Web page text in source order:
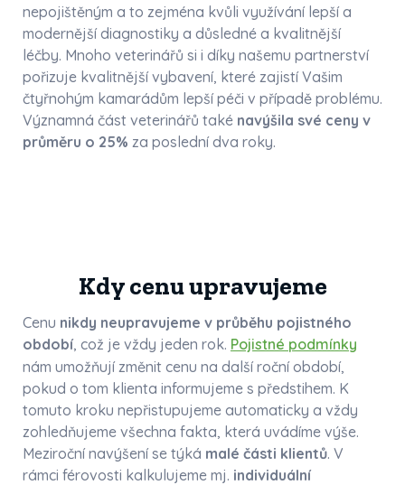
nepojištěným a to zejména kvůli využívání lepší a
modernější diagnostiky a důsledné a kvalitnější
léčby. Mnoho veterinářů si i díky našemu partnerství
pořizuje kvalitnější vybavení, které zajistí Vašim
čtyřnohým kamarádům lepší péči v případě problému.
Významná část veterinářů také navýšila své ceny v
průměru o 25% za poslední dva roky.
Kdy cenu upravujeme
Cenu nikdy neupravujeme v průběhu pojistného
období, což je vždy jeden rok. Pojistné podmínky
nám umožňují změnit cenu na další roční období,
pokud o tom klienta informujeme s předstihem. K
tomuto kroku nepřistupujeme automaticky a vždy
zohledňujeme všechna fakta, která uvádíme výše.
Meziroční navýšení se týká malé části klientů. V
rámci férovosti kalkulujeme mj. individuální